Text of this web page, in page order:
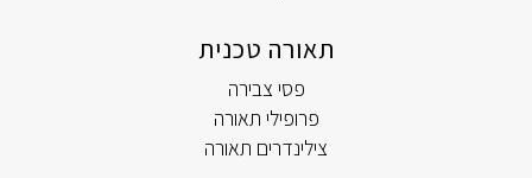
תאורה טכנית
פסי צבירה
פרופילי תאורה
צילינדרים תאורה